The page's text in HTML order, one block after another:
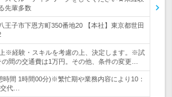
先輩多数
王子市下恩方町350番地20 【本社】東京都世田
※経験・スキルを考慮の上、決定します。※試
の間の交通費は1万円。その他、条件の変更…
時間 1時間00分)※繁忙期や業務内容により10：
代…